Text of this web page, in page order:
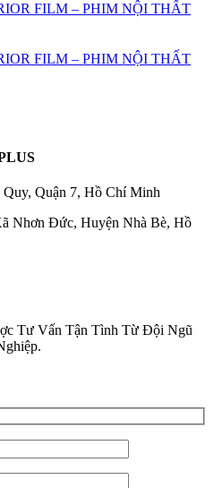
FILM – PHIM NỘI THẤT
FILM – PHIM NỘI THẤT
Quận 7, Hồ Chí Minh
Nhơn Đức, Huyện Nhà Bè, Hồ
Tư Vấn Tận Tình Từ Đội Ngũ